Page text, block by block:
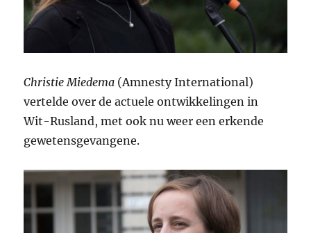
Christie Miedema (Amnesty International)
vertelde over de actuele ontwikkelingen in
Wit-Rusland, met ook nu weer een erkende
gewetensgevangene.